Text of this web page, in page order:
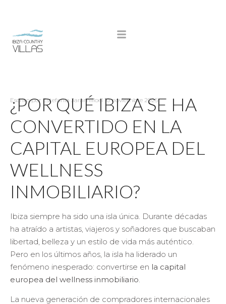
Escrito por Estefanía Jaramilloel 10 noviembre 2025
¿POR QUÉ IBIZA SE HA
CONVERTIDO EN LA
CAPITAL EUROPEA DEL
WELLNESS
INMOBILIARIO?
Ibiza siempre ha sido una isla única. Durante décadas
ha atraído a artistas, viajeros y soñadores que buscaban
libertad, belleza y un estilo de vida más auténtico.
Pero en los últimos años, la isla ha liderado un
fenómeno inesperado: convertirse en la capital
europea del wellness inmobiliario.
La nueva generación de compradores internacionales